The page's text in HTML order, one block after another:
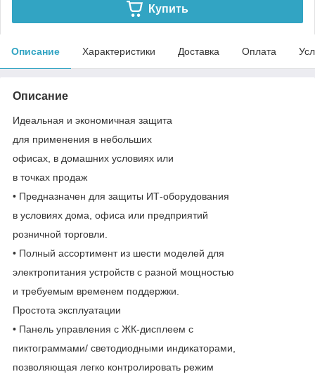
Купить
Описание Характеристики Доставка Оплата
Описание
Идеальная и экономичная защита
для применения в небольших
офисах, в домашних условиях или
в точках продаж
• Предназначен для защиты ИТ-оборудования
в условиях дома, офиса или предприятий
розничной торговли.
• Полный ассортимент из шести моделей для
электропитания устройств с разной мощностью
и требуемым временем поддержки.
Простота эксплуатации
• Панель управления с ЖК-дисплеем с
пиктограммами/ светодиодными индикаторами,
позволяющая легко контролировать режим